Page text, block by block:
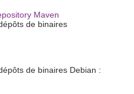
Maven
de binaires
de binaires Debian :